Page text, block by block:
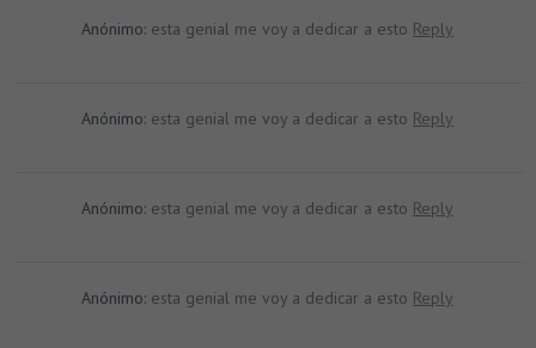
Anónimo: esta genial me voy a dedicar a esto Reply
Anónimo: esta genial me voy a dedicar a esto Reply
Anónimo: esta genial me voy a dedicar a esto Reply
Anónimo: esta genial me voy a dedicar a esto Reply